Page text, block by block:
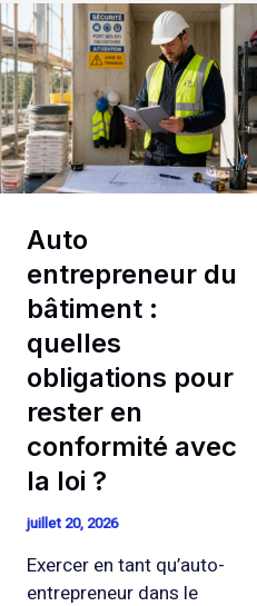
Auto
entrepreneur du
bâtiment :
quelles
obligations pour
rester en
conformité avec
la loi ?
juillet 20, 2026
Exercer en tant qu’auto-
entrepreneur dans le
Auto
entrepreneur
du
bâtiment
:
quelles
obligations
rester
en
conformité
avec
la
loi
?